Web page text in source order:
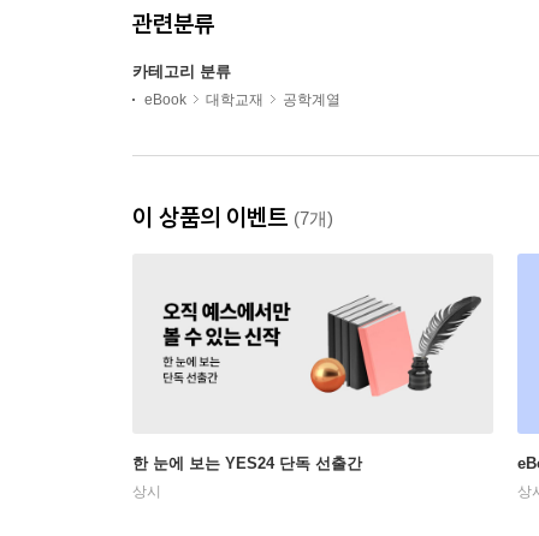
관련분류
카테고리 분류
eBook 대학교재 공학계열
이 상품의 이벤트 (7개)
한 눈에 보는 YES24 단독 선출간
상시 상